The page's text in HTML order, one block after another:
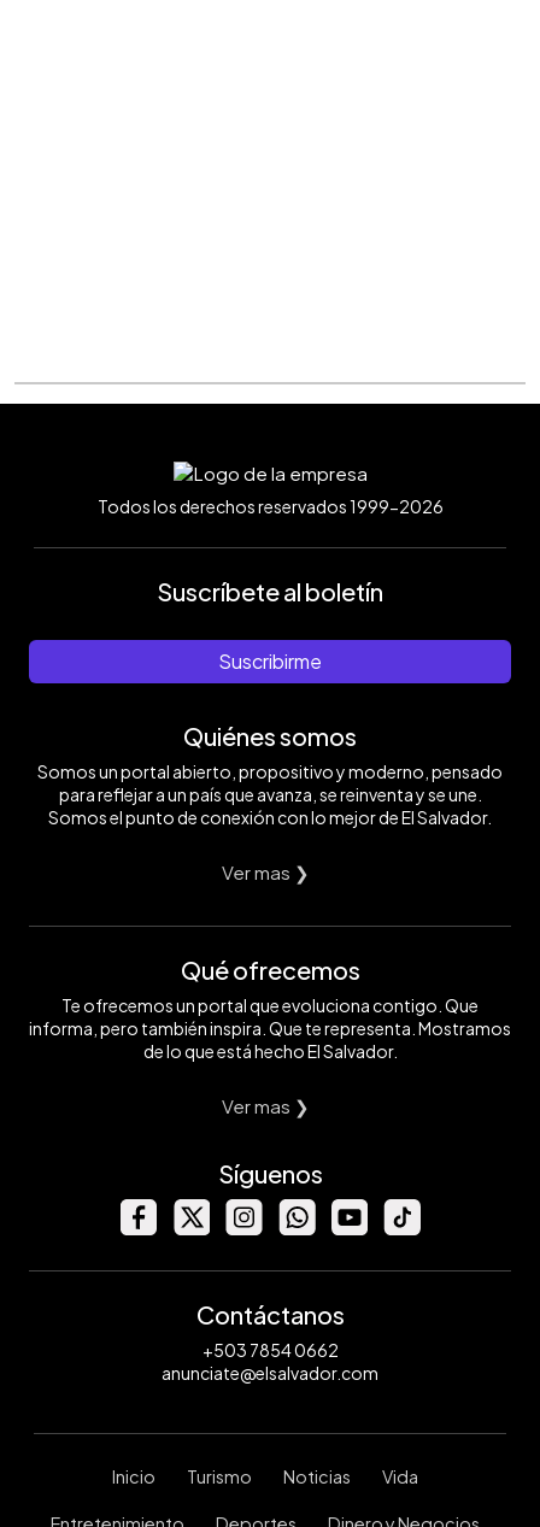
Todos los derechos reservados 1999-2026
Suscríbete al boletín
Suscribirme
Quiénes somos
Somos un portal abierto, propositivo y moderno, pensado
para reflejar a un país que avanza, se reinventa y se une.
Somos el punto de conexión con lo mejor de El Salvador.
Ver mas ❯
Qué ofrecemos
Te ofrecemos un portal que evoluciona contigo. Que
informa, pero también inspira. Que te representa. Mostramos
de lo que está hecho El Salvador.
Ver mas ❯
Síguenos
Contáctanos
+503 7854 0662
anunciate@elsalvador.com
Inicio Turismo Noticias Vida